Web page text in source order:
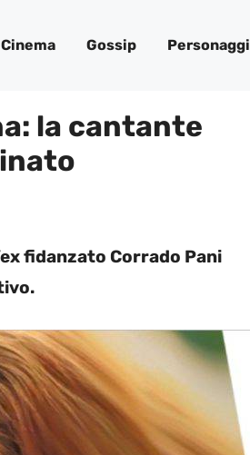
Cinema Gossip Personaggi
la cantante
fidanzato Corrado Pani